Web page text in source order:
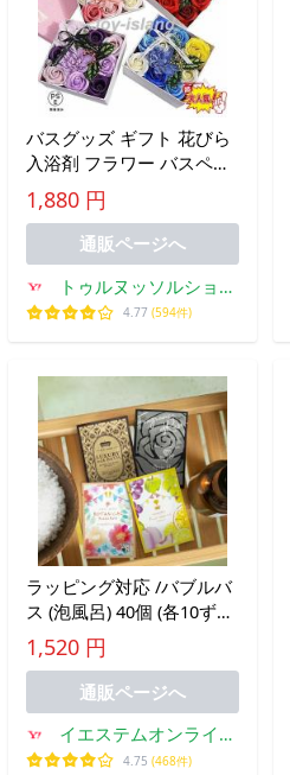
バスグッズ ギフト 花びら
入浴剤 フラワー バスペタ
ル 女性 誕生日 プレゼント
お礼 お返 お祝い 使いやす
い おすすめ 人気 注目アイ
テム 便利グッズ
1,880 円
通販ページへ
トゥルヌッソルショッ
プ
4.77 (594件)
ラッピング対応 /バブルバ
ス (泡風呂) 40個 (各10ず
つ）セット 入浴剤 泡 お風
呂 泡 こども 子供ローショ
ン風呂バスソルトアソート
バラエティ粉末入浴剤
1,520 円
通販ページへ
イエステムオンライン
ストア
4.75 (468件)